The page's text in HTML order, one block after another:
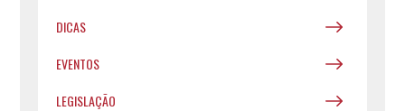
DICAS
EVENTOS
LEGISLAÇÃO